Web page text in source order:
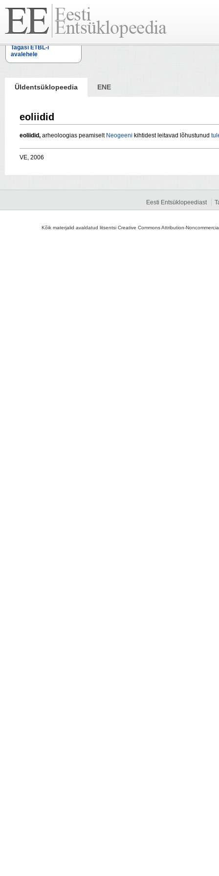
Tagasi ETBL-i
avalehele
Üldentsüklopeedia ENE
eoliidid
eoliidid, arheoloogias peamiselt Neogeeni kihtidest leitavad lõhustunud
VE, 2006
Eesti Entsüklopeediast
Kõik materjalid avaldatud litsentsi Creative Commons Attribution-